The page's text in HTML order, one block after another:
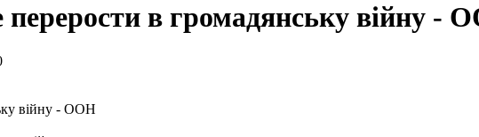
в громадянську війну -